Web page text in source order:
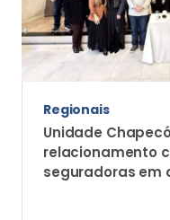
Regionais
Unidade
relacionamento
seguradoras em